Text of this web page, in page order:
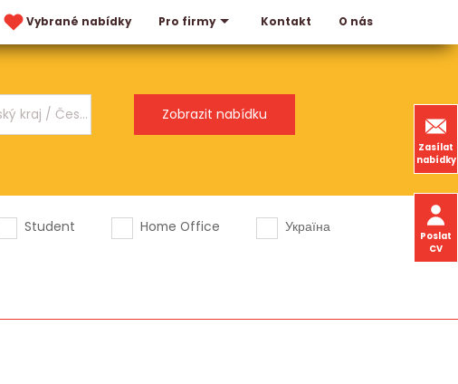
Vybrané nabídky Pro firmy Kontakt O nás
Zasílat
nabídky
Poslat
CV
Student Home Office
Україна